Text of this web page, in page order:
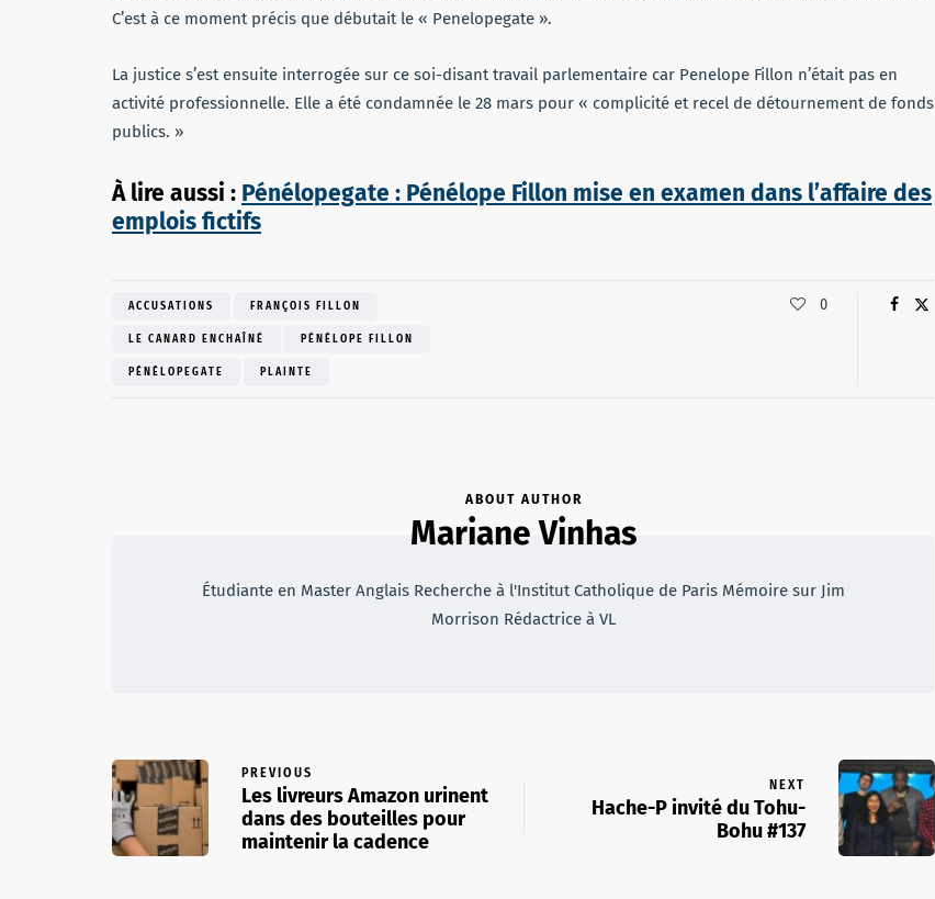
C’est à ce moment précis que débutait le « Penelopegate ».
La justice s’est ensuite interrogée sur ce soi-disant travail parlementaire car Penelope Fillon n’était pas en
activité professionnelle. Elle a été condamnée le 28 mars pour « complicité et recel de détournement de fonds
publics. »
À lire aussi : Pénélopegate : Pénélope Fillon mise en examen dans l’affaire des
emplois fictifs
ACCUSATIONS FRANÇOIS FILLON
LE CANARD ENCHAÎNÉ PÉNÉLOPE FILLON
PÉNÉLOPEGATE PLAINTE
0
ABOUT AUTHOR
Mariane Vinhas
Étudiante en Master Anglais Recherche à l'Institut Catholique de Paris Mémoire sur Jim
Morrison Rédactrice à VL
PREVIOUS
Les livreurs Amazon urinent
dans des bouteilles pour
maintenir la cadence
NEXT
Hache-P invité du Tohu-
Bohu #137